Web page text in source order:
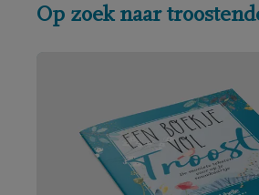
Op zoek naar